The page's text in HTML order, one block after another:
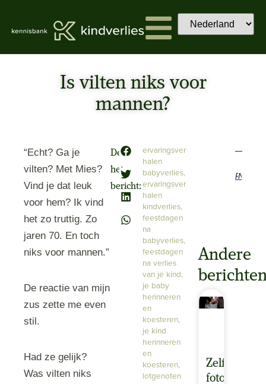
Is vilten niks voor
mannen?
“Echt? Ga je
vilten? Met Mies?
Vind je dat leuk
voor hem? Ik vind
het zo truttig. Zo
jaren 70. En toch
niks voor mannen.”
De reactie van mijn
zus zette me even
stil.
Had ze gelijk?
Was vilten niks
Deel
het
bericht:
ervaringsver
halen
babyverlies,
ervaringsver
halen
kindverlies,
feestdagen
na
babyverlies,
feestdagen
na verlies
van je kind,
je baby
herinneren
en
koesteren,
je kind
herinneren
en
koesteren,
lotgenoten
Andere
Zelf
fotograferen
Previous